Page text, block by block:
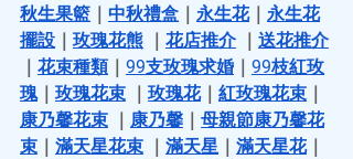
秋生果籃 ｜ 中秋禮盒 ｜ 永生花｜ 永生花
擺設 ｜ 玫瑰花熊 ｜ 花店推介 ｜ 送花推介
｜ 花束種類｜ 99支玫瑰求婚 ｜ 99枝紅玫
瑰｜ 玫瑰花束 ｜ 玫瑰花｜ 紅玫瑰花束 ｜
康乃馨花束 ｜ 康乃馨 ｜ 母親節康乃馨花
束 ｜ 滿天星花束 ｜ 滿天星 ｜ 滿天星花｜